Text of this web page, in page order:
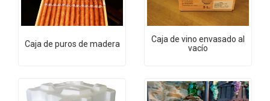
Caja de puros de madera
Caja de vino envasado al
vacío